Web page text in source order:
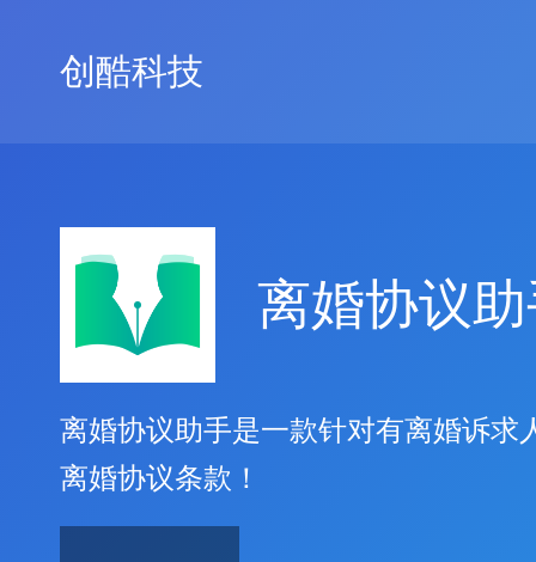
创酷科技
离婚协议
离婚协议助手是一款针对有离婚诉求
离婚协议条款！